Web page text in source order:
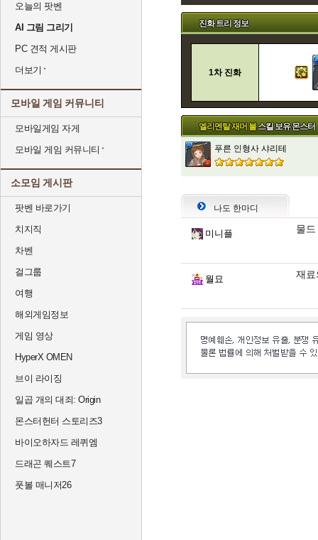
오늘의 팟벤
AI 그림 그리기
PC 견적 게시판
더보기
모바일 게임 커뮤니티
모바일게임 자게
모바일 게임 커뮤니티
소모임 게시판
팟벤 바로가기
치지직
차벤
걸그룹
여행
해외게임정보
게임 영상
HyperX OMEN
브이 라이징
일곱 개의 대죄: Origin
몬스터헌터 스토리즈3
바이오하자드 레퀴엠
드래곤 퀘스트7
풋볼 매니저26
진화 트리 정보
1차 진화
엘리멘탈 재머 불스킬 보유 몬스터
푸른 인형사 샤리테
나도 한마디
미니플 물
월묘 재